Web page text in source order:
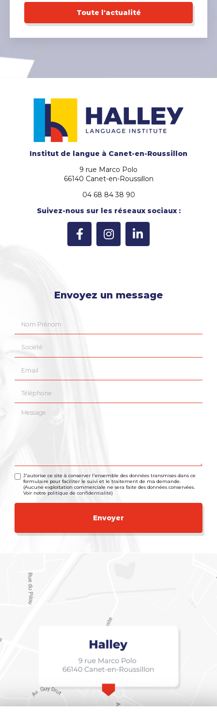
Toute l'actualité
Institut de langue à Canet-en-Roussillon
9 rue Marco Polo
66140 Canet-en-Roussillon
04 68 84 38 90
Suivez-nous sur les réseaux sociaux :
Envoyez un message
Message
J'autorise ce site à conserver l'ensemble des données transmises dans ce
formulaire pour faciliter le suivi et le traitement de ma demande.
(Aucune exploitation commerciale ne sera faite des données conservées.
Voir notre politique de confidentialité)